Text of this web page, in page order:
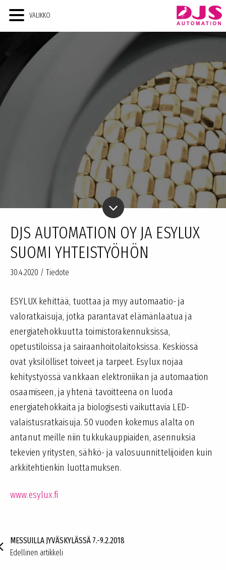
VALIKKO

DJS AUTOMATION OY JA ESYLUX
SUOMI YHTEISTYÖHÖN
30.4.2020 / Tiedote
ESYLUX kehittää, tuottaa ja myy automaatio- ja
valoratkaisuja, jotka parantavat elämänlaatua ja
energiatehokkuutta toimistorakennuksissa,
opetustiloissa ja sairaanhoitolaitoksissa. Keskiössä
ovat yksilölliset toiveet ja tarpeet. Esylux nojaa
kehitystyössä vankkaan elektroniikan ja automaation
osaamiseen, ja yhtenä tavoitteena on luoda
energiatehokkaita ja biologisesti vaikuttavia LED-
valaistusratkaisuja. 50 vuoden kokemus alalta on
antanut meille niin tukkukauppiaiden, asennuksia
tekevien yritysten, sähkö- ja valosuunnittelijoiden kuin
arkkitehtienkin luottamuksen.
www.esylux.fi
MESSUILLA JYVÄSKYLÄSSÄ 7.-9.2.2018
Edellinen artikkeli